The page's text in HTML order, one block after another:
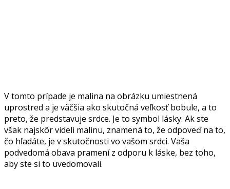
V tomto prípade je malina na obrázku umiestnená
uprostred a je väčšia ako skutočná veľkosť bobule, a to
preto, že predstavuje srdce. Je to symbol lásky. Ak ste
však najskôr videli malinu, znamená to, že odpoveď na to,
čo hľadáte, je v skutočnosti vo vašom srdci. Vaša
podvedomá obava pramení z odporu k láske, bez toho,
aby ste si to uvedomovali.